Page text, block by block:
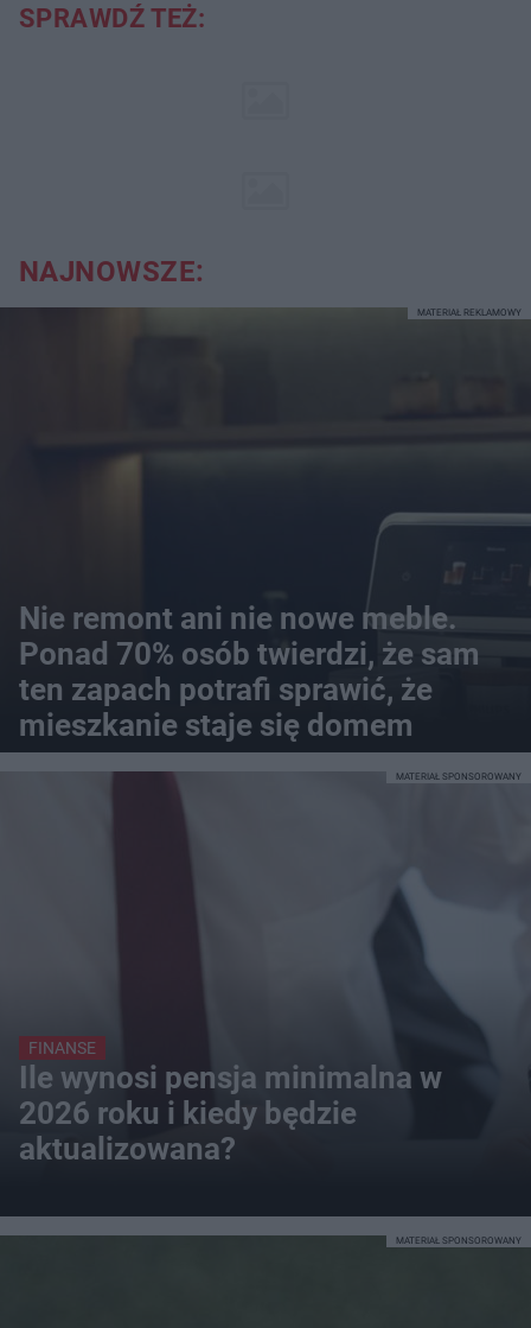
SPRAWDŹ TEŻ:
NAJNOWSZE:
Nie remont ani nie nowe meble.
Ponad 70% osób twierdzi, że sam
ten zapach potrafi sprawić, że
mieszkanie staje się domem
MATERIAŁ REKLAMOWY
FINANSE
Ile wynosi pensja minimalna w
2026 roku i kiedy będzie
aktualizowana?
MATERIAŁ SPONSOROWANY
MATERIAŁ SPONSOROWANY